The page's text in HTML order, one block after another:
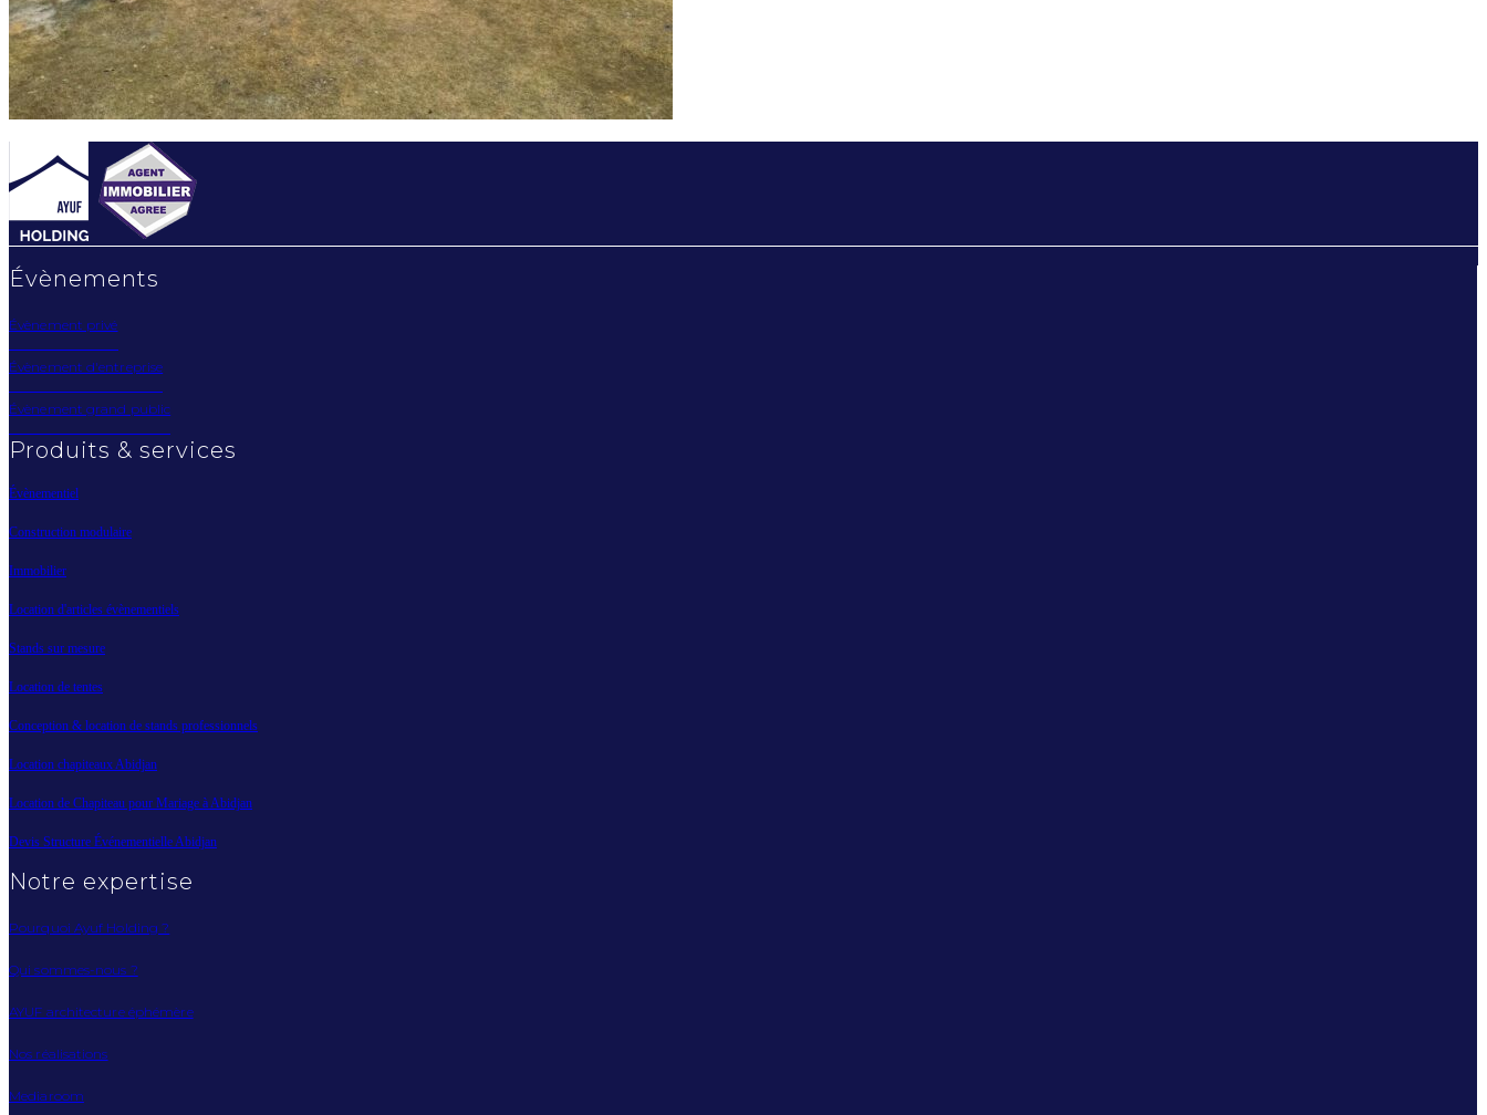
Évènements
Évènement privé
Évènement d'entreprise
Évènement grand public
Produits & services
Évènementiel
Construction modulaire
Immobilier
Location d'articles évènementiels
Stands sur mesure
Location de tentes
Conception & location de stands professionnels
Location chapiteaux Abidjan
Location de Chapiteau pour Mariage à Abidjan
Devis Structure Événementielle Abidjan
Notre expertise
Pourquoi Ayuf Holding ?
Qui sommes-nous ?
AYUF architecture éphémère
Nos réalisations
Mediaroom